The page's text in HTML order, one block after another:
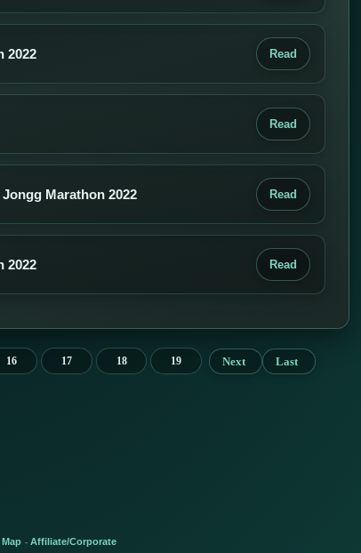
2022 Read
Read
Marathon 2022 Read
2022 Read
16 17 18 19 Next Last
- Affiliate/Corporate